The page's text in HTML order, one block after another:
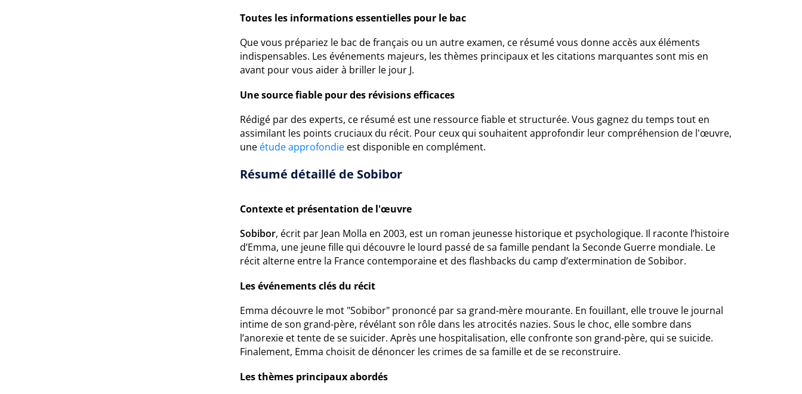
Toutes les informations essentielles pour le bac
Que vous prépariez le bac de français ou un autre examen, ce résumé vous donne accès aux éléments
indispensables. Les événements majeurs, les thèmes principaux et les citations marquantes sont mis en
avant pour vous aider à briller le jour J.
Une source fiable pour des révisions efficaces
Rédigé par des experts, ce résumé est une ressource fiable et structurée. Vous gagnez du temps tout en
assimilant les points cruciaux du récit. Pour ceux qui souhaitent approfondir leur compréhension de l'œuvre,
une étude approfondie est disponible en complément.
Résumé détaillé de Sobibor
Contexte et présentation de l'œuvre
Sobibor, écrit par Jean Molla en 2003, est un roman jeunesse historique et psychologique. Il raconte l’histoire
d’Emma, une jeune fille qui découvre le lourd passé de sa famille pendant la Seconde Guerre mondiale. Le
récit alterne entre la France contemporaine et des flashbacks du camp d’extermination de Sobibor.
Les événements clés du récit
Emma découvre le mot "Sobibor" prononcé par sa grand-mère mourante. En fouillant, elle trouve le journal
intime de son grand-père, révélant son rôle dans les atrocités nazies. Sous le choc, elle sombre dans
l’anorexie et tente de se suicider. Après une hospitalisation, elle confronte son grand-père, qui se suicide.
Finalement, Emma choisit de dénoncer les crimes de sa famille et de se reconstruire.
Les thèmes principaux abordés